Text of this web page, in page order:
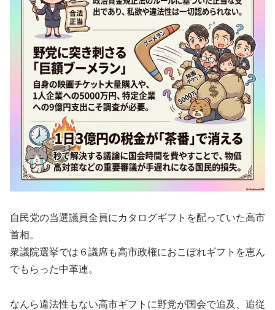
自民党の当選議員全員にカタログギフトを配っていた高市
首相。
衆議院選挙では６議席も高市政権におこぼれギフトを恵ん
でもらった中革連。
なんら違法性もない高市ギフトに野党が国会で追及、追従